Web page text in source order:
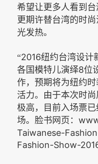
希望让更多人看到台
更期许替台湾的时
光发热。
“2016纽约台湾设计
各国模特儿演绎8位
作，预期将为纽约
活力。由于本次时
极高，目前入场票
场。脸书网页：
Taiwanese-
Fashion-Show-